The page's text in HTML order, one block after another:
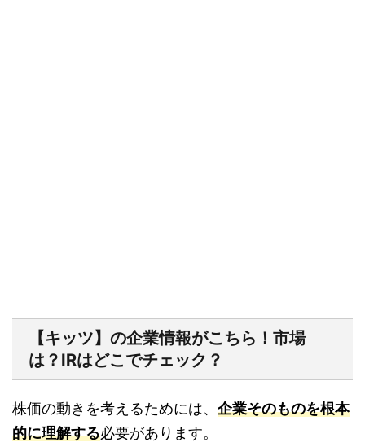
【キッツ】の企業情報がこちら！市場
は？IRはどこでチェック？
株価の動きを考えるためには、 企業そのものを根本
的に理解する必要があります。